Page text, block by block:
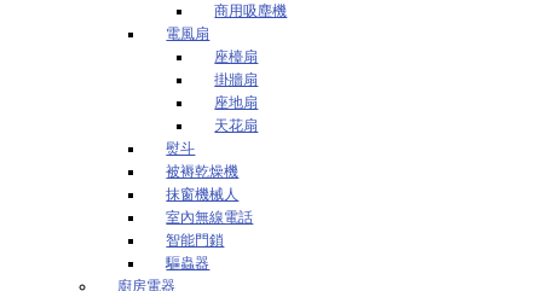
商用吸塵機
電風扇
座檯扇
掛牆扇
座地扇
天花扇
熨斗
被褥乾燥機
抹窗機械人
室內無線電話
智能門鎖
驅蟲器
廚房電器